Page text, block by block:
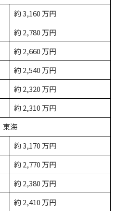
約 3,160 万円
約 2,780 万円
約 2,660 万円
約 2,540 万円
約 2,320 万円
約 2,310 万円
東海
約 3,170 万円
約 2,770 万円
約 2,380 万円
約 2,410 万円